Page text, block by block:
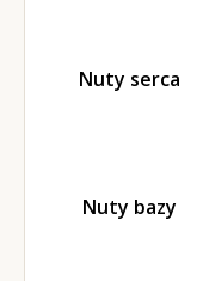
Nuty serca
Nuty bazy